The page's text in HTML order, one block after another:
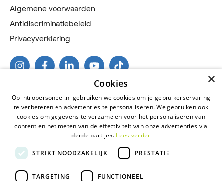
Algemene voorwaarden
Antidiscriminatiebeleid
Privacyverklaring
2026 © Intro Personeel
Certificeringen
Algemene voorwaarden
×
Cookies
Op intropersoneel.nl gebruiken we cookies om je gebruikerservaring
te verbeteren en advertenties te personaliseren. We gebruiken ook
cookies om gegevens te verzamelen voor het personaliseren van
content en het meten van de effectiviteit van onze advertenties via
derde partijen. Lees verder
STRIKT NOODZAKELIJK PRESTATIE
TARGETING FUNCTIONEEL